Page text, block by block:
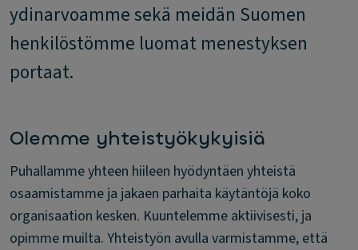
ydinarvoamme sekä meidän Suomen
henkilöstömme luomat menestyksen
portaat.
Olemme yhteistyökykyisiä
Puhallamme yhteen hiileen hyödyntäen yhteistä
osaamistamme ja jakaen parhaita käytäntöjä koko
organisaation kesken. Kuuntelemme aktiivisesti, ja
opimme muilta. Yhteistyön avulla varmistamme, että